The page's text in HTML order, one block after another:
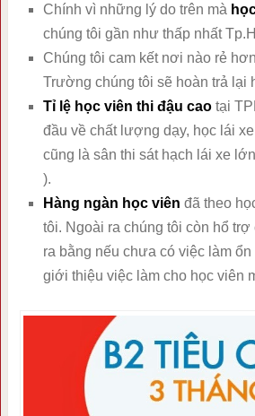
Chính vì những lý do trên mà
chúng tôi gần như thấp nhất
Chúng tôi cam kết nơi nào rẻ
Trường chúng tôi sẽ hoàn trả lại
Tỉ lệ học viên thi đậu caotại
đầu về chất lượng dạy, học lái
cũng là sân thi sát hạch lái xe
).
Hàng ngàn học viên đã theo
tôi. Ngoài ra chúng tôi còn hổ
ra bằng nếu chưa có việc làm
giới thiệu việc làm cho học viên